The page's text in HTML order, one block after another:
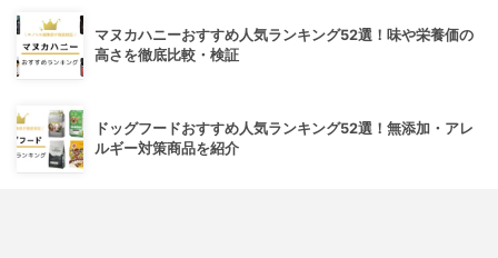
マヌカハニーおすすめ人気ランキング52選！味や栄養価の
高さを徹底比較・検証
ドッグフードおすすめ人気ランキング52選！無添加・アレ
ルギー対策商品を紹介